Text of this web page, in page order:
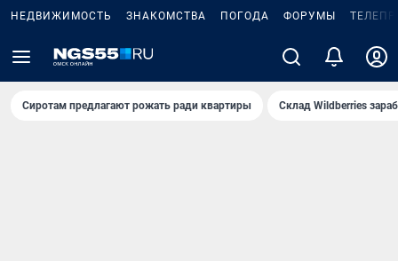
НЕДВИЖИМОСТЬ ЗНАКОМСТВА ПОГОДА ФОРУМЫ
Сиротам предлагают рожать ради квартиры Склад Wildberries